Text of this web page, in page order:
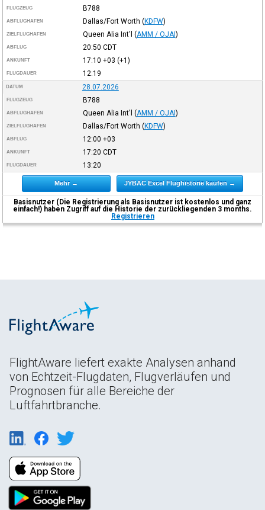
FLUGZEUG B788
ABFLUGHAFEN Dallas/Fort Worth (KDFW)
ZIELFLUGHAFEN Queen Alia Int'l (AMM / OJAI)
ABFLUG 20:50 CDT
ANKUNFT 17:10 +03 (+1)
FLUGDAUER 12:19
DATUM 28.07.2026
FLUGZEUG B788
ABFLUGHAFEN Queen Alia Int'l (AMM / OJAI)
ZIELFLUGHAFEN Dallas/Fort Worth (KDFW)
ABFLUG 12:00 +03
ANKUNFT 17:20 CDT
FLUGDAUER 13:20
Mehr → JYBAC Excel Flughistorie kaufen →
Basisnutzer (Die Registrierung als Basisnutzer ist kostenlos und ganz
einfach!) haben Zugriff auf die Historie der zurückliegenden 3 months.
Registrieren
FlightAware liefert exakte Analysen anhand
von Echtzeit-Flugdaten, Flugverläufen und
Prognosen für alle Bereiche der
Luftfahrtbranche.